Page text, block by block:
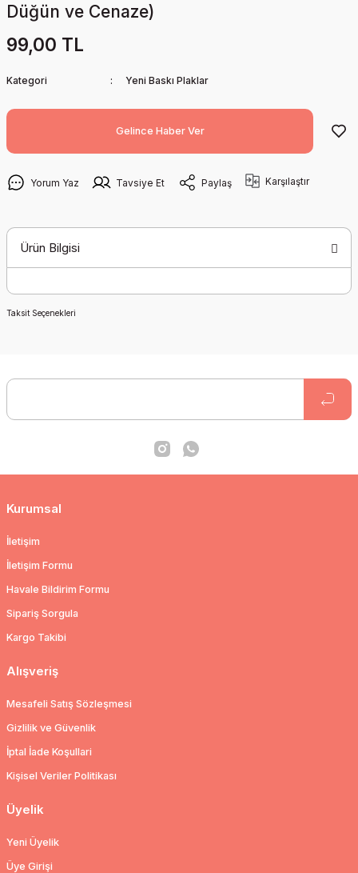
Düğün ve Cenaze)
99,00 TL
Kategori Yeni Baskı Plaklar
Gelince Haber Ver
Yorum Yaz Tavsiye Et Paylaş Karşılaştır
Ürün Bilgisi
Taksit Seçenekleri
Kurumsal
İletişim
İletişim Formu
Havale Bildirim Formu
Sipariş Sorgula
Kargo Takibi
Alışveriş
Mesafeli Satış Sözleşmesi
Gizlilik ve Güvenlik
İptal İade Koşullari
Kişisel Veriler Politikası
Üyelik
Yeni Üyelik
Üye Girişi